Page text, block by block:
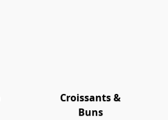
Croissants &
Buns